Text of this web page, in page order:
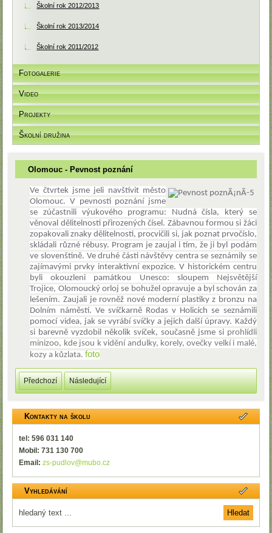
Školní rok 2012/2013
Školní rok 2013/2014
Školní rok 2011/2012
Fotogalerie
Video
Projekty
Školní družina
Olomouc - Pevnost poznání
Ve čtvrtek jsme jeli navštívit město
Olomouc. V pevnosti poznání jsme
se zúčastnili výukového programu: Nudná čísla, který se
věnoval dělitelnosti přirozených čísel. Zábavnou formou si žáci
zopakovali znaky dělitelnosti, procvičili si, jak poznat prvočíslo,
skládali různé rébusy. Program je zaujal i tím, že ji byl podám
ve slovenštině. Ve druhé části návštěvy centra se seznámily se
zajímavými prvky interaktivní expozice. V historickém centru
byli okouzleni památkou Unesco: sloupem Nejsvětější
Trojice, Olomoucký orloj se bohužel opravuje a byl schován za
lešením. Zaujali je rovněž nové moderní plastiky z bronzu na
Dolním náměstí. Ve svíčkarně Rodas v Holicích se seznámili
pomocí videa, jak se vyrábí svíčky a jejich další úpravy. Každý
si barevně vyzdobil několik svíček, současně jsme si prohlídli
minizoo, kde jsou k vidění andulky, korely, ovečky velkí i malé,
kozy a kůzlata.foto
Předchozí Následující
Kontakty na školu
tel: 596 031 140
Mobil: 731 130 700
Email:zs-pudlov@mubo.cz
Vyhledávání